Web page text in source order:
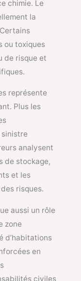
chimie. Le
la
ou toxiques
de risque et
représente
Plus les
sinistre
analysent
de stockage,
et les
risques.
aussi un rôle
zone
d’habitations
en
civiles